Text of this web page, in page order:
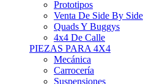
Prototipos
Venta De Side By Side
Quads Y Buggys
4x4 De Calle
PIEZAS PARA 4X4
Mecánica
Carrocería
Suspensiones